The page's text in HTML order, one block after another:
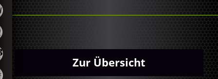
Zur Übersicht